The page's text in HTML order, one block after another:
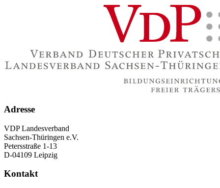
Adresse
VDP Landesverband
Sachsen-Thüringen e.V.
Petersstraße 1-13
D-04109 Leipzig
Kontakt